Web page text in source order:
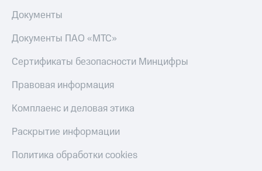
Документы
Документы ПАО «МТС»
Сертификаты безопасности Минцифры
Правовая информация
Комплаенс и деловая этика
Раскрытие информации
Политика обработки cookies